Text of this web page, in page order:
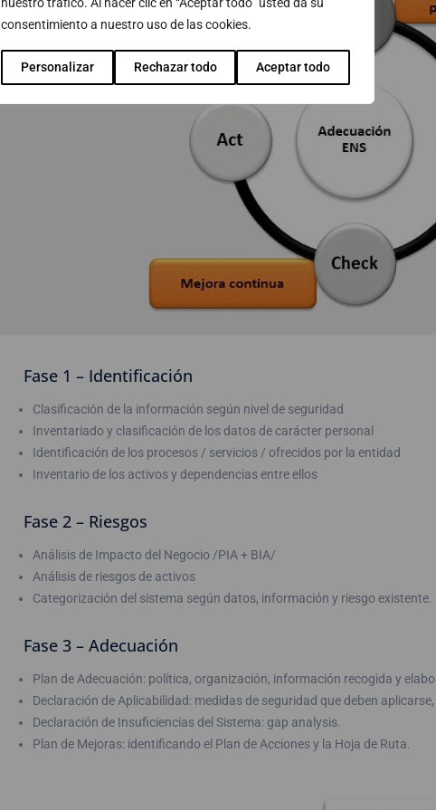
consentimiento a nuestro uso de las cookies.
Personalizar Rechazar todo Aceptar todo
Fase 1 – Identificación
Clasificación de la información según nivel de seguridad
Inventariado y clasificación de los datos de carácter personal
Identificación de los procesos / servicios / ofrecidos por la entidad
Inventario de los activos y dependencias entre ellos
Fase 2 – Riesgos
Análisis de Impacto del Negocio /PIA + BIA/
Análisis de riesgos de activos
Categorización del sistema según datos, información y riesgo existente.
Fase 3 – Adecuación
Plan de Adecuación: política, organización, información recogida y
Declaración de Aplicabilidad: medidas de seguridad que deben
Declaración de Insuficiencias del Sistema: gap analysis.
Plan de Mejoras: identificando el Plan de Acciones y la Hoja de Ruta.